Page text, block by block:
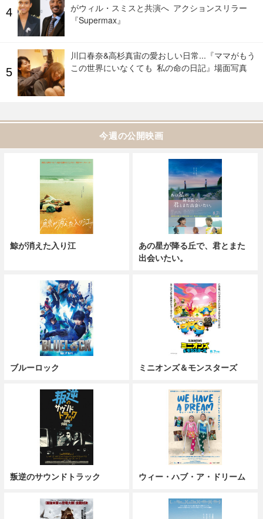
がウィル・スミスと共演へ アクションスリラー
『Supermax』
川口春奈&高杉真宙の愛おしい日常...『ママがもう
この世界にいなくても 私の命の日記』場面写真
今週の公開映画
鯨が消えた入り江
あの星が降る丘で、君とまた
出会いたい。
ブルーロック ミニオンズ＆モンスターズ
叛逆のサウンドトラック ウィー・ハブ・ア・ドリーム